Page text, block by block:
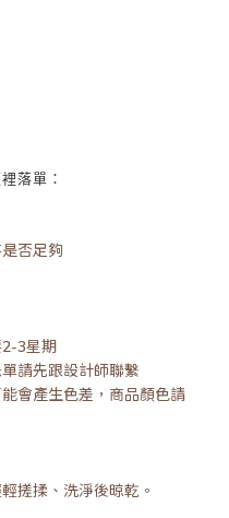
落單：
否足夠
2-3星期
請先跟設計師聯繫
會產生色差，商品顏色請
搓揉、洗淨後晾乾。